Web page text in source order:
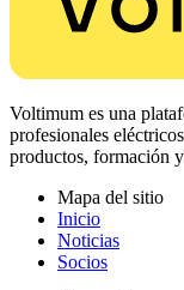
Voltimum es una
profesionales
productos, formación
Mapa del sitio
Inicio
Noticias
Socios